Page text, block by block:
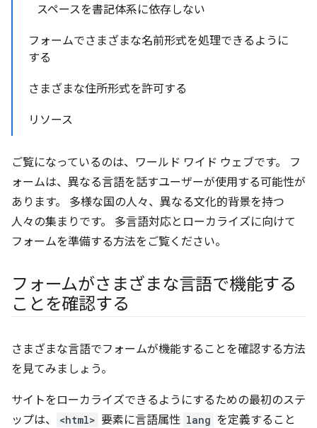
スペースを書記体系に依存しない
フォームでさまざまな名前形式を処理できるように
する
さまざまな住所形式を許可する
リソース
ご覧になっているのは、ワールド ワイド ウェブです。 フ
ォームは、異なる言語を話すユーザーが使用する可能性が
あります。 多様な国の人々、異なる文化的背景を持つ
人々の集まりです。 多言語対応とローカライズに向けて
フォームを準備する方法をご覧ください。
フォームがさまざまな言語で機能する
ことを確認する
さまざまな言語でフォームが機能することを確認する方法
を見てみましょう。
サイトをローカライズできるようにするための最初のステ
ップは、
<html> 要素に言語属性 lang を定義すること